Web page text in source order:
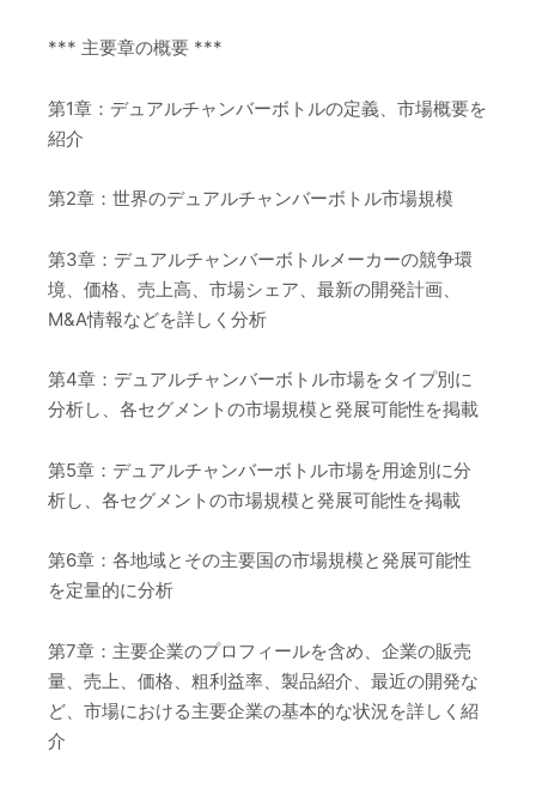
*** 主要章の概要 ***
第1章：デュアルチャンバーボトルの定義、市場概要を
紹介
第2章：世界のデュアルチャンバーボトル市場規模
第3章：デュアルチャンバーボトルメーカーの競争環
境、価格、売上高、市場シェア、最新の開発計画、
M&A情報などを詳しく分析
第4章：デュアルチャンバーボトル市場をタイプ別に
分析し、各セグメントの市場規模と発展可能性を掲載
第5章：デュアルチャンバーボトル市場を用途別に分
析し、各セグメントの市場規模と発展可能性を掲載
第6章：各地域とその主要国の市場規模と発展可能性
を定量的に分析
第7章：主要企業のプロフィールを含め、企業の販売
量、売上、価格、粗利益率、製品紹介、最近の開発な
ど、市場における主要企業の基本的な状況を詳しく紹
介